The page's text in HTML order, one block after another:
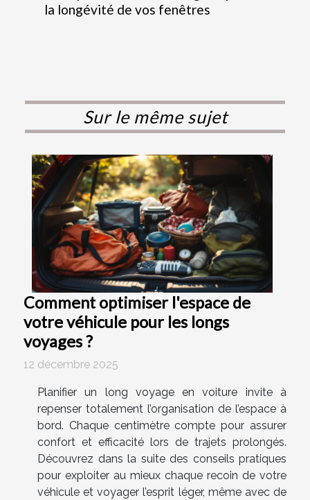
la longévité de vos fenêtres
Sur le même sujet
Comment optimiser l'espace de
votre véhicule pour les longs
voyages ?
12 décembre 2025
Planifier un long voyage en voiture invite à
repenser totalement l’organisation de l’espace à
bord. Chaque centimètre compte pour assurer
confort et efficacité lors de trajets prolongés.
Découvrez dans la suite des conseils pratiques
pour exploiter au mieux chaque recoin de votre
véhicule et voyager l’esprit léger, même avec de